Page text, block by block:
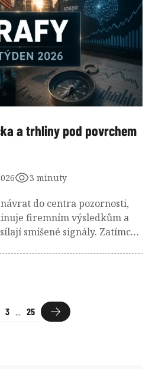
a trhliny pod povrchem
3 minuty
do centra pozornosti,
firemním výsledkům a
smíšené signály. Zatímco
3 25